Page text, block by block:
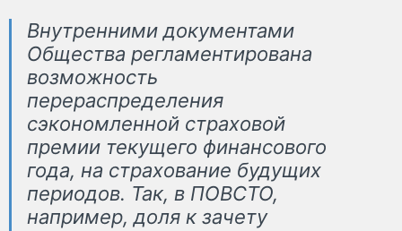
Внутренними документами
Общества регламентирована
возможность
перераспределения
сэкономленной страховой
премии текущего финансового
года, на страхование будущих
периодов. Так, в ПОВСТО,
например, доля к зачету